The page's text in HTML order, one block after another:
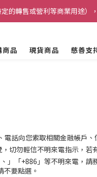
到驗證信。本網站僅限台
的轉售或營利等商業用途
收到驗證信。本網站僅限台
商品 現貨商品 慈善支
話向您索取相關金融帳戶
切勿輕信不明來電指示，若
」「+886」等不明來電，
要點選。